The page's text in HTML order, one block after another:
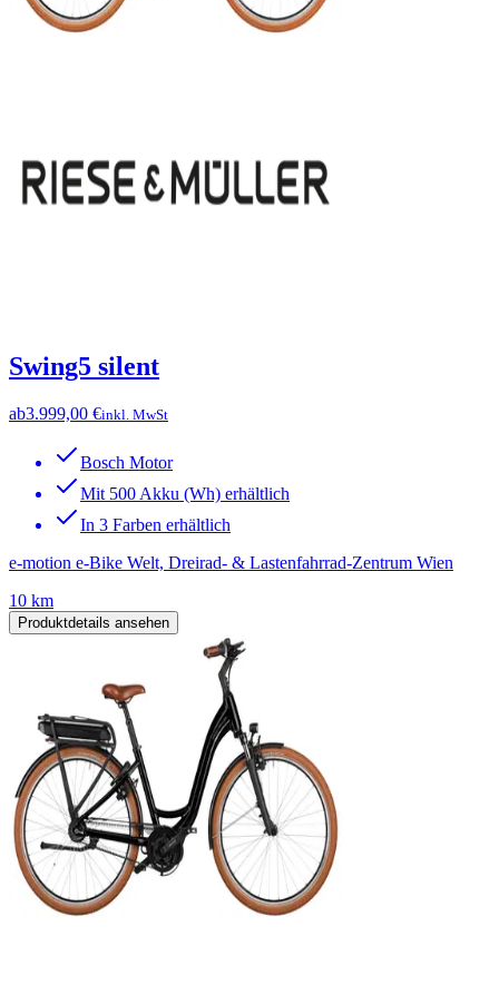
Swing5 silent
ab3.999,00 €inkl. MwSt
Bosch Motor
Mit 500 Akku (Wh) erhältlich
In 3 Farben erhältlich
e-motion e-Bike Welt, Dreirad- & Lastenfahrrad-Zentrum Wien
10 km
Produktdetails ansehen